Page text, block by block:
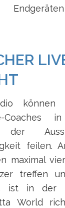
können
Coaches in
feilen.
maximal
treffen
ist in der
World